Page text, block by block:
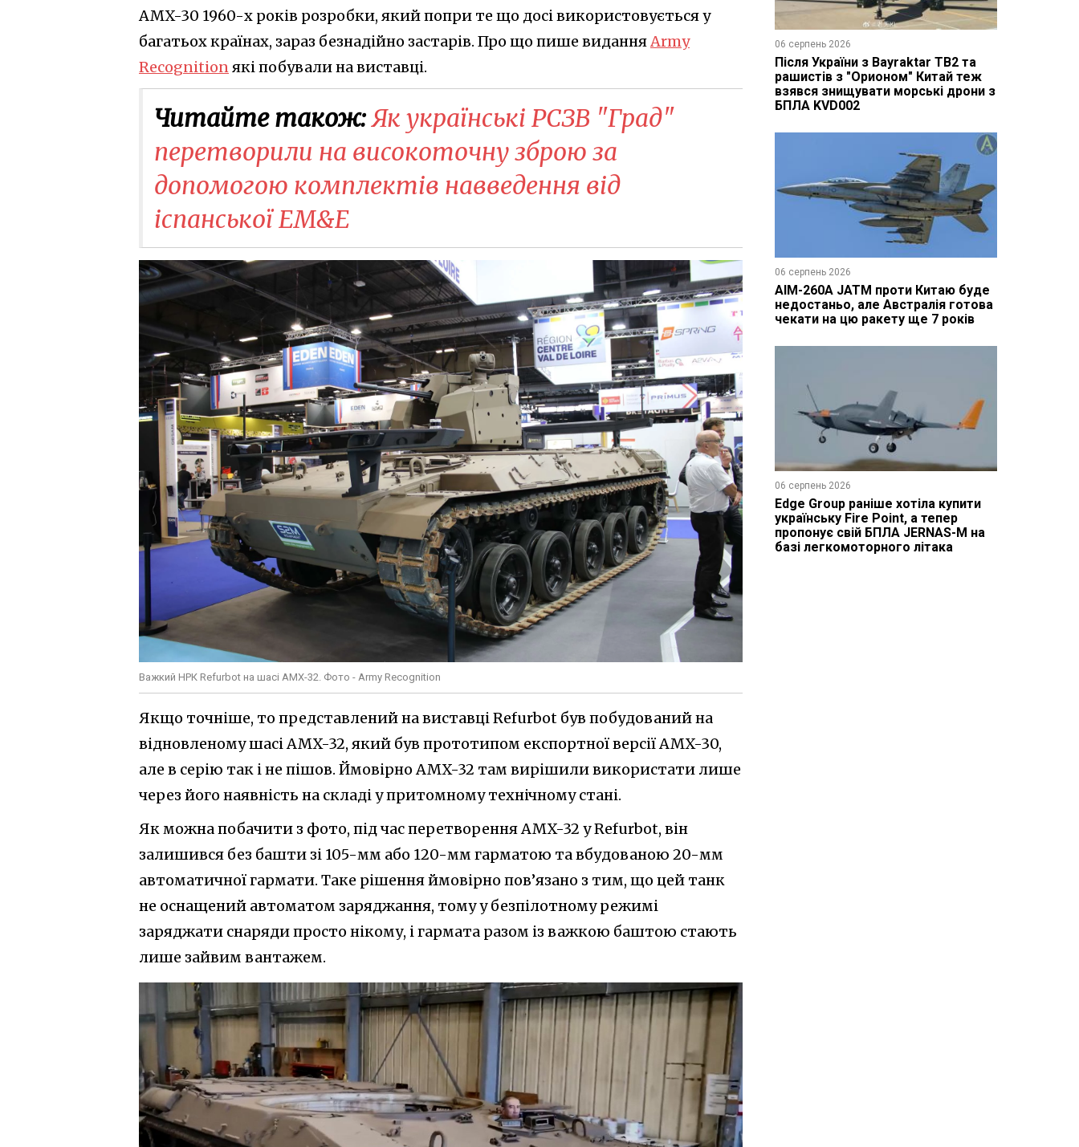
AMX-30 1960-х років розробки, який попри те що досі використовується у
багатьох країнах, зараз безнадійно застарів. Про що пише видання Army
Recognition які побували на виставці.
Читайте також:Як українські РСЗВ "Град"
перетворили на високоточну зброю за
допомогою комплектів навведення від
іспанської EM&E
Важкий НРК Refurbot на шасі AMX-32. Фото - Army Recognition
Якщо точніше, то представлений на виставці Refurbot був побудований на
відновленому шасі AMX-32, який був прототипом експортної версії AMX-30,
але в серію так і не пішов. Ймовірно AMX-32 там вирішили використати лише
через його наявність на складі у притомному технічному стані.
Як можна побачити з фото, під час перетворення AMX-32 у Refurbot, він
залишився без башти зі 105-мм або 120-мм гарматою та вбудованою 20-мм
автоматичної гармати. Таке рішення ймовірно пов’язано з тим, що цей танк
не оснащений автоматом заряджання, тому у безпілотному режимі
заряджати снаряди просто нікому, і гармата разом із важкою баштою стають
лише зайвим вантажем.
06 серпень 2026
Після України з Bayraktar TB2 та
рашистів з "Орионом" Китай теж
взявся знищувати морські дрони з
БПЛА KVD002
06 серпень 2026
AIM-260A JATM проти Китаю буде
недостаньо, але Австралія готова
чекати на цю ракету ще 7 років
06 серпень 2026
Edge Group раніше хотіла купити
українську Fire Point, а тепер
пропонує свій БПЛА JERNAS-M на
базі легкомоторного літака